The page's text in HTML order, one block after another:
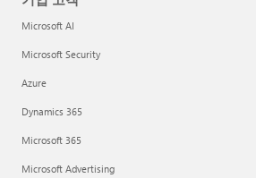
Microsoft AI
Microsoft Security
Azure
Dynamics 365
Microsoft 365
Microsoft Advertising